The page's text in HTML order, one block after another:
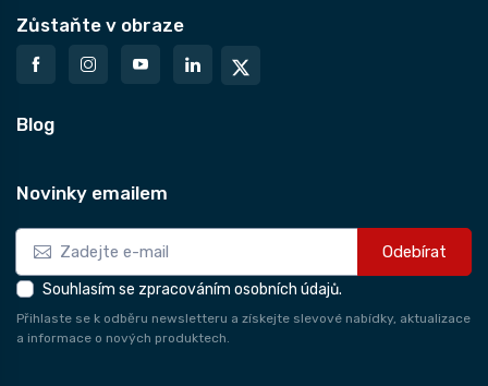
Zůstaňte v obraze
Blog
Novinky emailem
Odebírat
Souhlasím se zpracováním osobních údajů.
Přihlaste se k odběru newsletteru a získejte slevové nabídky, aktualizace
a informace o nových produktech.